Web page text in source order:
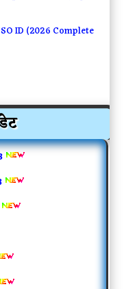
ID (2026 Complete